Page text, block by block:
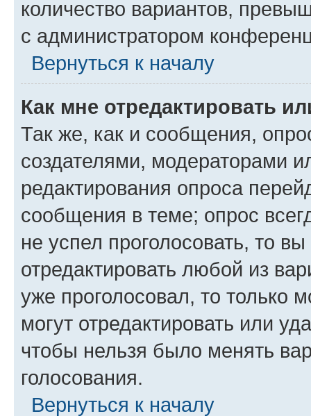
количество вариантов,
с администратором
Вернуться к началу
Как мне отредактировать
Так же, как и сообщения,
создателями, модераторами
редактирования опроса
сообщения в теме; опрос
не успел проголосовать, то
отредактировать любой из
уже проголосовал, то только
могут отредактировать или
чтобы нельзя было менять
голосования.
Вернуться к началу